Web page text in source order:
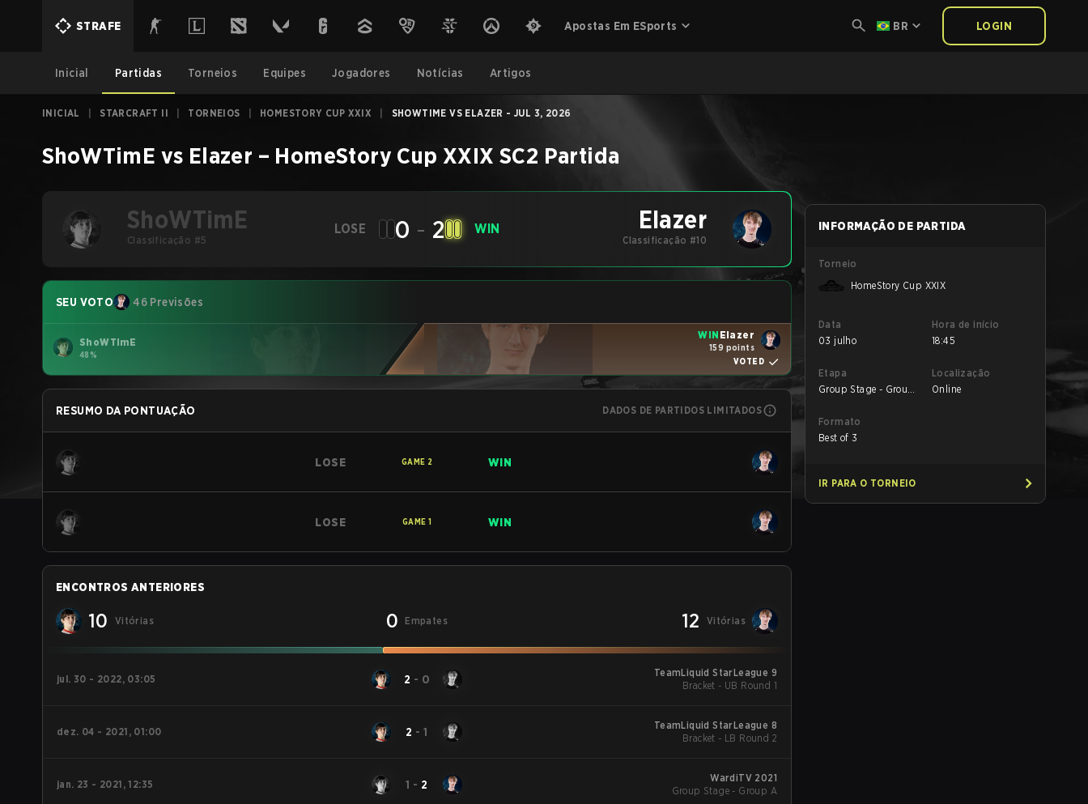
STRAFE Apostas Em ESports BR LOGIN
Inicial Partidas Torneios Equipes Jogadores Notícias Artigos
INICIAL STARCRAFT II TORNEIOS HOMESTORY CUP XXIX SHOWTIME VS ELAZER - JUL 3, 2026
ShoWTimE vs Elazer – HomeStory Cup XXIX SC2 Partida
ShoWTimE
Classificação #5
LOSE 0 - 2 WIN Elazer
Classificação #10
SEU VOTO 46 Previsões
ShoWTimE
48%
WIN Elazer
159 points
VOTED
RESUMO DA PONTUAÇÃO DADOS DE PARTIDOS LIMITADOS
LOSE GAME 2 WIN
LOSE GAME 1 WIN
ENCONTROS ANTERIORES
10 Vitórias 0 Empates 12 Vitórias
jul. 30 - 2022, 03:05 2 - 0
TeamLiquid StarLeague 9
Bracket - UB Round 1
dez. 04 - 2021, 01:00 2 -1
TeamLiquid StarLeague 8
Bracket - LB Round 2
jan. 23 - 2021, 12:35 1 - 2
WardiTV 2021
Group Stage - Group A
INFORMAÇÃO DE PARTIDA
Torneio
HomeStory Cup XXIX
Data
03 julho
Hora de início
18:45
Etapa
Group Stage - Group
Localização
Online
Formato
Best of 3
IR PARA O TORNEIO